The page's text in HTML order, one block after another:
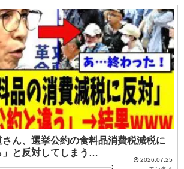
さん、選挙公約の食料品消費税減税に
」と反対してしまう…
2026.07.25